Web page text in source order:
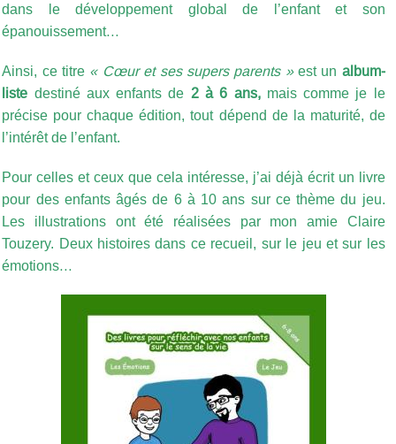
dans le développement global de l’enfant et son
épanouissement…
Ainsi, ce titre « Cœur et ses supers parents »est un album-
liste destiné aux enfants de 2 à 6 ans,mais comme je le
précise pour chaque édition, tout dépend de la maturité, de
l’intérêt de l’enfant.
Pour celles et ceux que cela intéresse, j’ai déjà écrit un livre
pour des enfants âgés de 6 à 10 ans sur ce thème du jeu.
Les illustrations ont été réalisées par mon amie Claire
Touzery. Deux histoires dans ce recueil, sur le jeu et sur les
émotions…